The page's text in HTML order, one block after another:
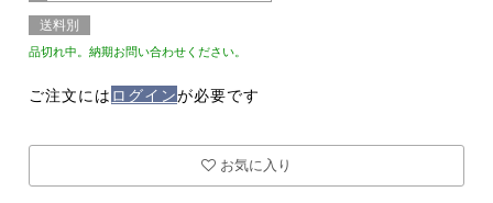
送料別
品切れ中。納期お問い合わせください。
ご注文には ログインが必要です
お気に入り